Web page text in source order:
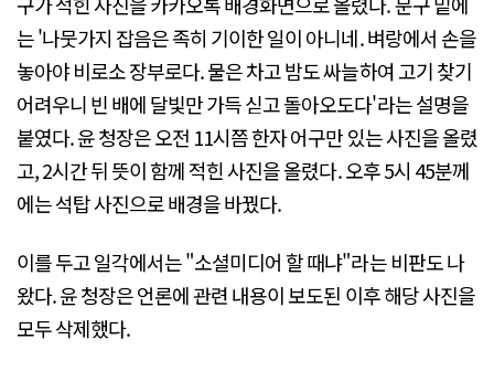
는 '나뭇가지 잡음은 족히 기이한 일이 아니네. 벼랑에서 손을
놓아야 비로소 장부로다. 물은 차고 밤도 싸늘하여 고기 찾기
어려우니 빈 배에 달빛만 가득 싣고 돌아오도다'라는 설명을
붙였다. 윤 청장은 오전 11시쯤 한자 어구만 있는 사진을 올렸
고, 2시간 뒤 뜻이 함께 적힌 사진을 올렸다. 오후 5시 45분께
에는 석탑 사진으로 배경을 바꿨다.
이를 두고 일각에서는 "소셜미디어 할 때냐"라는 비판도 나
왔다. 윤 청장은 언론에 관련 내용이 보도된 이후 해당 사진을
모두 삭제했다.